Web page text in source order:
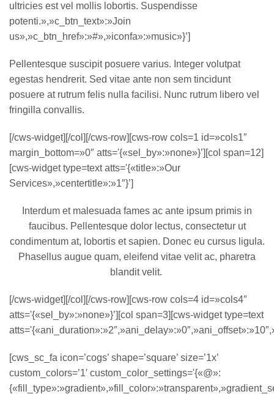
ultricies est vel mollis lobortis. Suspendisse
potenti.»,»c_btn_text»:»Join
us»,»c_btn_href»:»#»,»iconfa»:»music»}’]
Pellentesque suscipit posuere varius. Integer volutpat
egestas hendrerit. Sed vitae ante non sem tincidunt
posuere at rutrum felis nulla facilisi. Nunc rutrum libero vel
fringilla convallis.
[/cws-widget][/col][/cws-row][cws-row cols=1 id=»cols1″
margin_bottom=»0″ atts='{«sel_by»:»none»}’][col span=12]
[cws-widget type=text atts='{«title»:»Our
Services»,»centertitle»:»1″}’]
Interdum et malesuada fames ac ante ipsum primis in
faucibus. Pellentesque dolor lectus, consectetur ut
condimentum at, lobortis et sapien. Donec eu cursus ligula.
Phasellus augue quam, eleifend vitae velit ac, pharetra
blandit velit.
[/cws-widget][/col][/cws-row][cws-row cols=4 id=»cols4″
atts='{«sel_by»:»none»}’][col span=3][cws-widget type=text
[cws_sc_fa icon=’cogs’ shape=’square’ size=’1x’
custom_colors=’1′ custom_color_settings='{«@»: